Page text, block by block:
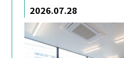
2026.07.28